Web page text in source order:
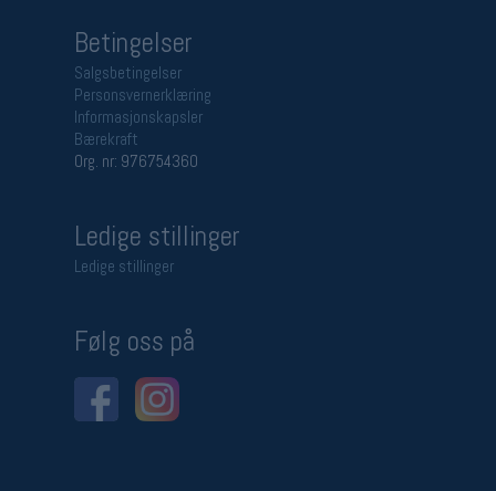
Betingelser
Salgsbetingelser
Personsvernerklæring
Informasjonskapsler
Bærekraft
Org. nr: 976754360
Ledige stillinger
Ledige stillinger
Følg oss på